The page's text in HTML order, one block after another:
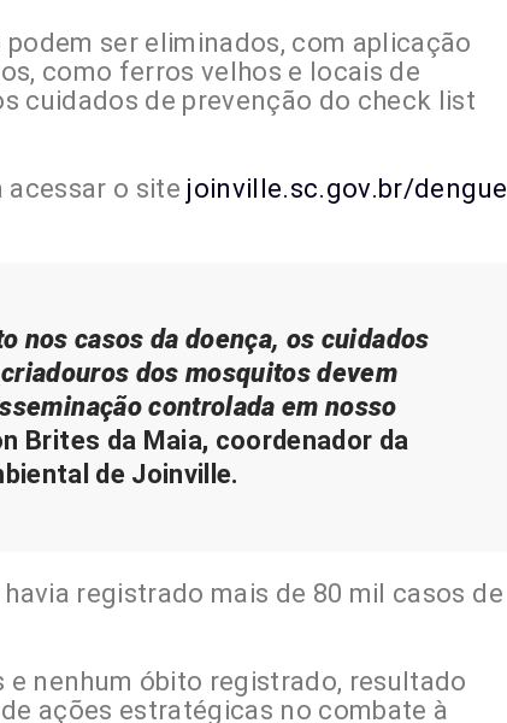
ser eliminados, com aplicação
como ferros velhos e locais de
cuidados de prevenção do check list
acessar o site joinville.sc.gov.br/dengue
nos casos da doença, os cuidados
dos mosquitos devem
controlada em nosso
Brites da Maia, coordenador da
de Joinville.
registrado mais de 80 mil casos de
e nenhum óbito registrado, resultado
ações estratégicas no combate à